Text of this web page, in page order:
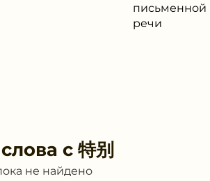
письменной
речи
с 特别
не найдено